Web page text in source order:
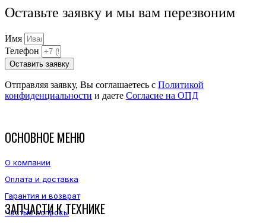
Оставьте заявку и мы вам перезвоним
Имя
Телефон
Оставить заявку
Отправляя заявку, Вы соглашаетесь с Политикой
конфиденциальности и даете Согласие на ОПД
ОСНОВНОЕ МЕНЮ
О компании
Оплата и доставка
Гарантия и возврат
Частые вопросы
ЗАПЧАСТИ К ТЕХНИКЕ